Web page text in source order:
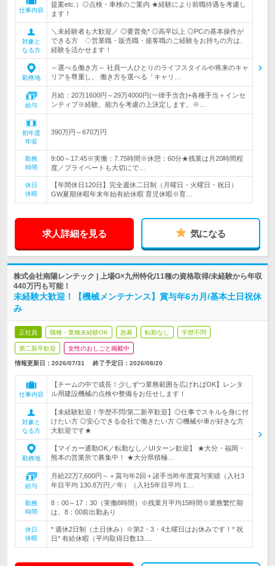
仕事内容
提案etc.）◎点検・車検のご案内 ★経験により前職待遇を考慮し
ます！
対象と
なる方
＼未経験者も大歓迎／ ◎要普免* ◎高卒以上 ◎PCの基本操作が
できる方 ◇営業職・販売職・接客職のご経験をお持ちの方は、
経験を活かせます！
勤務地
～選べる働き方～ 社員一人ひとりのライフスタイルや将来のキャ
リアを尊重し、 働き方を選べる「キャリ…
給与
月給：20万1600円～29万4000円(一律手当含)+各種手当＋インセ
ンティブ※経験、能力を考慮の上決定します。※…
初年度
年収
390万円～670万円
勤務
時間
9:00～17:45※実働：7.75時間※休憩：60分★残業は月20時間程
度／プライベートも大切にで…
休日
休暇
【年間休日120日】完全週休二日制（月曜日・火曜日・祝日）
GW夏期休暇年末年始有給休暇 育児休暇※育…
求人詳細を見る 気になる
株式会社南陽レンテック | 上場G×九州特化/11種の資格取得/未経験から年収
440万円も可能！
未経験大歓迎！【機械メンテナンス】賞与年6カ月/基本土日祝休
み
正社員 職種・業種未経験OK 急募 転勤なし 学歴不問
第二新卒歓迎 女性のおしごと掲載中
情報更新日：2026/07/31 終了予定日： 2026/08/20
仕事内容
【チームの中で成長！少しずつ業務範囲を広げればOK】レンタ
ル用建設機械の点検や整備をお任せします！
対象と
なる方
【未経験歓迎！学歴不問/第二新卒歓迎】◎仕事でスキルを身に付
けたい方 ◎安心できる会社で働きたい方 ◎機械や車が好きな方
大歓迎です★
勤務地
【マイカー通勤OK／転勤なし／UIターン歓迎】 ★大分・福岡・
熊本の営業所で募集中！ ★大分県積極…
給与
月給22万7,600円～＋賞与年2回＋諸手当昨年度賞与実績（入社3
年目平均 130.8万円／年）（入社5年目平均 1…
勤務
時間
8：00～17：30（実働8時間）※残業月平均15時間※業務繁忙期
は、8：00前出勤あり
休日
休暇
* 週休2日制（土日休み）※第2・3・4土曜日はお休みです！* 祝
日* 有給休暇（平均取得日数13.…